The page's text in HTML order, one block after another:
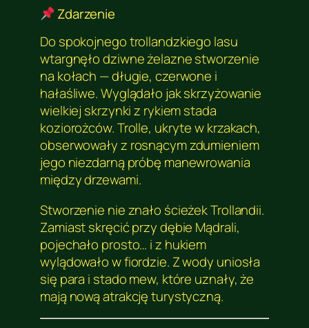
Zdarzenie
Do spokojnego trollandzkiego lasu
wtargnęło dziwne żelazne stworzenie
na kołach — długie, czerwone i
hałaśliwe. Wyglądało jak skrzyżowanie
wielkiej skrzynki z rykiem stada
koziorożców. Trolle, ukryte w krzakach,
obserwowały z rosnącym zdumieniem
jego niezdarną próbę manewrowania
między drzewami.
Stworzenie nie znało ścieżek Trollandii.
Zamiast skręcić przy dębie Mądrali,
pojechało prosto… i z hukiem
wylądowało w fiordzie. Z wody uniosła
się para i stado mew, które uznały, że
mają nową atrakcję turystyczną.